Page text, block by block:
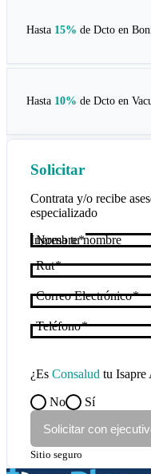
Hasta 15% de Dcto en
Hasta 10% de Dcto en
Solicitar
Contrata y/o recibe
especializado
Nombre
Rut
Correo Electrónico
Teléfono
¿Es Consalud tu Isapre
No
Sí
Solicitar con
Sitio seguro